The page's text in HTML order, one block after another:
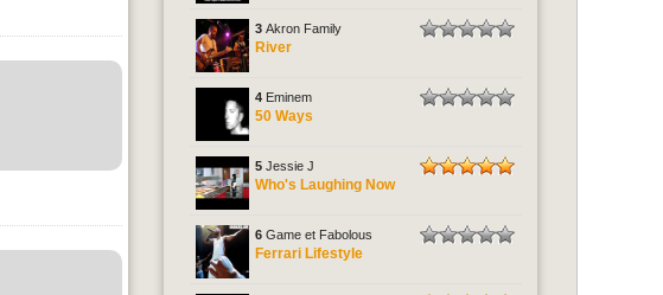
3 Akron Family
River
4 Eminem
50 Ways
5 Jessie J
Who's Laughing Now
6 Game et Fabolous
Ferrari Lifestyle